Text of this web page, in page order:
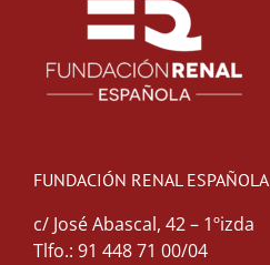
FUNDACIÓN RENAL ESPAÑOLA
c/ José Abascal, 42 – 1ºizda
Tlfo.: 91 448 71 00/04